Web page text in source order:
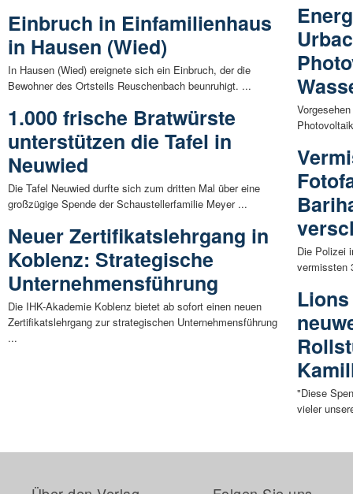
Einbruch in Einfamilienhaus
in Hausen (Wied)
In Hausen (Wied) ereignete sich ein Einbruch, der die
Bewohner des Ortsteils Reuschenbach beunruhigt. ...
1.000 frische Bratwürste
unterstützen die Tafel in
Neuwied
Die Tafel Neuwied durfte sich zum dritten Mal über eine
großzügige Spende der Schaustellerfamilie Meyer ...
Neuer Zertifikatslehrgang in
Koblenz: Strategische
Unternehmensführung
Die IHK-Akademie Koblenz bietet ab sofort einen neuen
Zertifikatslehrgang zur strategischen Unternehmensführung
...
Die Polizei
vermissten
"Diese
vieler